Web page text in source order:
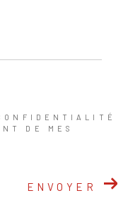
DE MES
ENVOYER